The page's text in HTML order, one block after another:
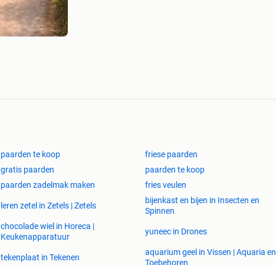
paarden te koop
friese paarden
gratis paarden
paarden te koop
paarden zadelmak maken fries veulen
leren zetel in Zetels | Zetels
bijenkast en bijen in Insecten en
Spinnen
chocolade wiel in Horeca |
Keukenapparatuur
yuneec in Drones
tekenplaat in Tekenen
aquarium geel in Vissen | Aquaria en
Toebehoren